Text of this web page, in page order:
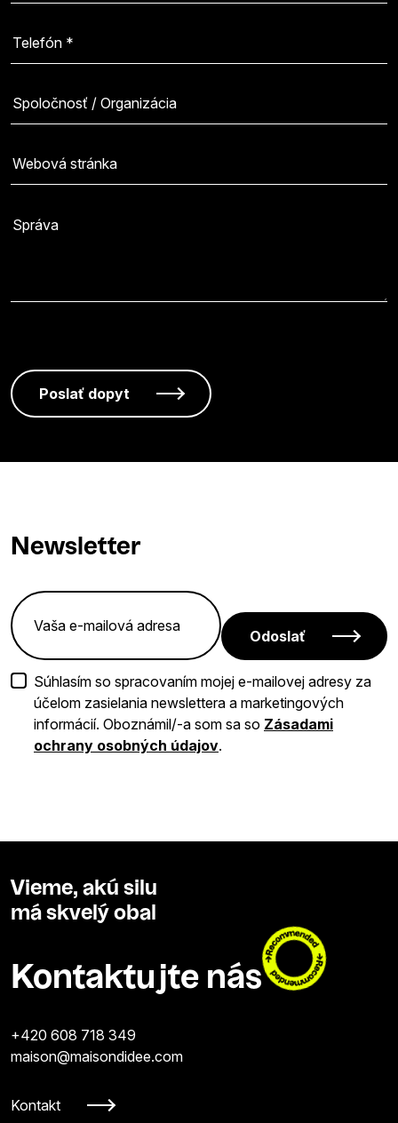
Newsletter
Odoslať
Súhlasím so spracovaním mojej e-mailovej adresy za
účelom zasielania newslettera a marketingových
informácií. Oboznámil/-a som sa so Zásadami
ochrany osobných údajov.
Vieme, akú silu
má skvelý obal
Kontaktujte nás
+420 608 718 349
maison@maisondidee.com
Kontakt